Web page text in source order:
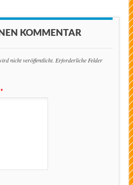
KOMMENTAR
nicht veröffentlicht. Erforderliche Felder
*